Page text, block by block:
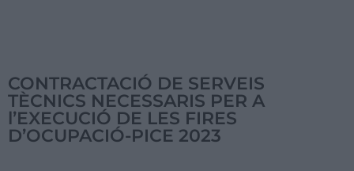
CONTRACTACIÓ DE SERVEIS
TÈCNICS NECESSARIS PER A
l’EXECUCIÓ DE LES FIRES
D’OCUPACIÓ-PICE 2023